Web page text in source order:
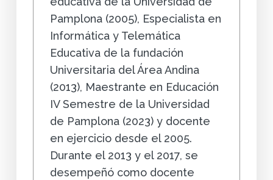
Pamplona (2005), Especialista en
Informática y Telemática
Educativa de la fundación
Universitaria del Área Andina
(2013), Maestrante en Educación
IV Semestre de la Universidad
de Pamplona (2023) y docente
en ejercicio desde el 2005.
Durante el 2013 y el 2017, se
desempeñó como docente